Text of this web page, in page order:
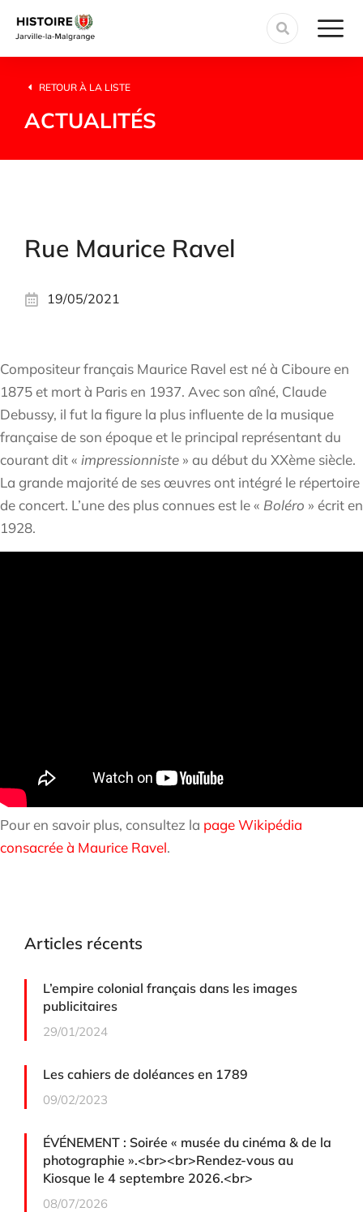
RETOUR À LA LISTE
ACTUALITÉS
Rue Maurice Ravel
19/05/2021
Compositeur français Maurice Ravel est né à Ciboure en
1875 et mort à Paris en 1937. Avec son aîné, Claude
Debussy, il fut la figure la plus influente de la musique
française de son époque et le principal représentant du
courant dit « impressionniste » au début du XXème siècle.
La grande majorité de ses œuvres ont intégré le répertoire
de concert. L’une des plus connues est le « Boléro » écrit en
1928.
Pour en savoir plus, consultez la page Wikipédia
consacrée à Maurice Ravel.
Articles récents
L’empire colonial français dans les images
publicitaires
29/01/2024
Les cahiers de doléances en 1789
09/02/2023
ÉVÉNEMENT : Soirée « musée du cinéma & de la
photographie ».<br><br>Rendez-vous au
Kiosque le 4 septembre 2026.<br>
08/07/2026